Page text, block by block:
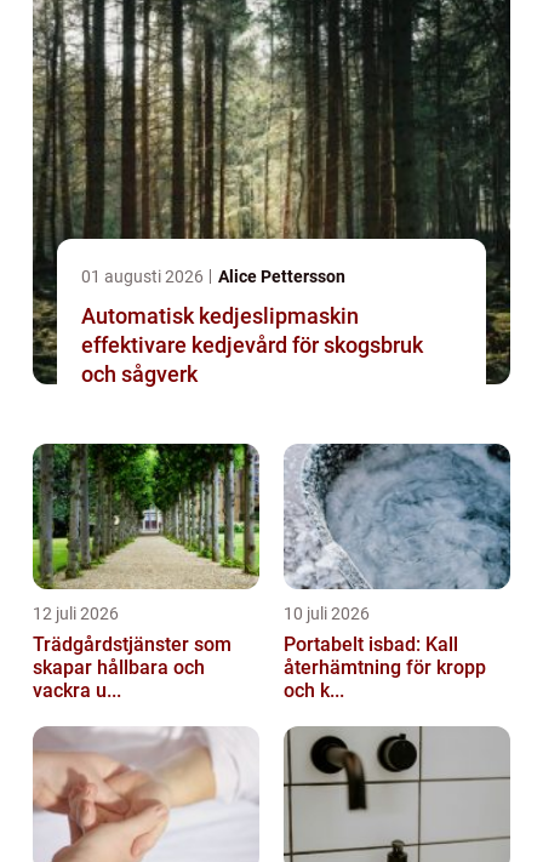
01 augusti 2026 Alice Pettersson
Automatisk kedjeslipmaskin
effektivare kedjevård för skogsbruk
och sågverk
12 juli 2026
Trädgårdstjänster som
skapar hållbara och
vackra u...
10 juli 2026
Portabelt isbad: Kall
återhämtning för kropp
och k...